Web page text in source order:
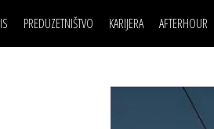
PREDUZETNIŠTVO KARIJERA AFTERHOUR
KNJIGE
SCENA
BREND I KOMUNIKACIJE
POSAO
MOJ UGAO
USAVRŠAVANJE
FILM I
AUTO
STIL